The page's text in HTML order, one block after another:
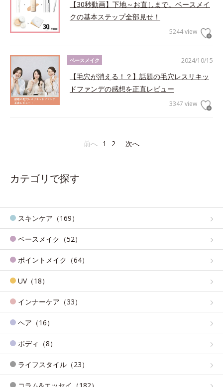
【30秒動画】下地～お直しまで。ベースメイ
クの基本ステップ全部見せ！
5244 view
2024/10/15
ベースメイク
【毛穴が消える！？】話題の毛穴レスリキッ
ドファンデの感想を正直レビュー
3347 view
前へ 1 2 次へ
カテゴリで探す
スキンケア（169）
ベースメイク（52）
ポイントメイク（64）
UV（18）
インナーケア（33）
ヘア（16）
ボディ（8）
ライフスタイル（23）